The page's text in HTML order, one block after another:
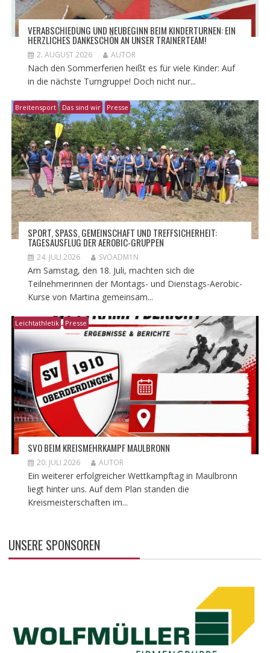
VERABSCHIEDUNG UND NEUBEGINN BEIM KINDERTURNEN: EIN
HERZLICHES DANKESCHÖN AN UNSER TRAINERTEAM!
2. AUGUST 2026 AUTOR
Nach den Sommerferien heißt es für viele Kinder: Auf
in die nächste Turngruppe! Doch nicht nur...
Breitensport Das sind wir Presse
​SPORT, SPASS, GEMEINSCHAFT UND TREFFSICHERHEIT: T
AGESAUSFLUG DER AEROBIC-GRUPPEN
24. JULI 2026 SVOADM1N
Am Samstag, den 18. Juli, machten sich die
Teilnehmerinnen der Montags- und Dienstags-Aerobic-
Kurse von Martina gemeinsam...
Leichtathletik Presse
SVO BEIM KREISMEHRKAMPF MAULBRONN
20. JULI 2026 AUTOR
Ein weiterer erfolgreicher Wettkampftag in Maulbronn
liegt hinter uns. Auf dem Plan standen die
Kreismeisterschaften im...
UNSERE SPONSOREN